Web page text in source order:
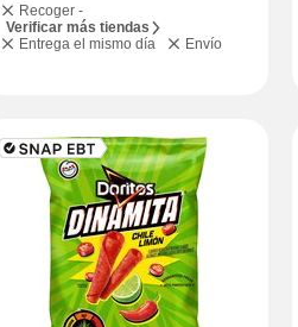
Recoger -
Verificar más tiendas
Entrega el mismo día
Envío